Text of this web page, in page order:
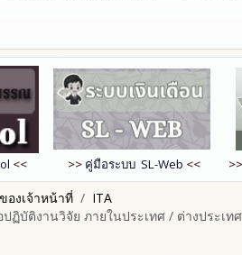
<< >> คู่มือระบบ SL-Web << >>
องเจ้าหน้าที่
ITA
บัติงานวิจัย ภายในประเทศ / ต่างประเทศ